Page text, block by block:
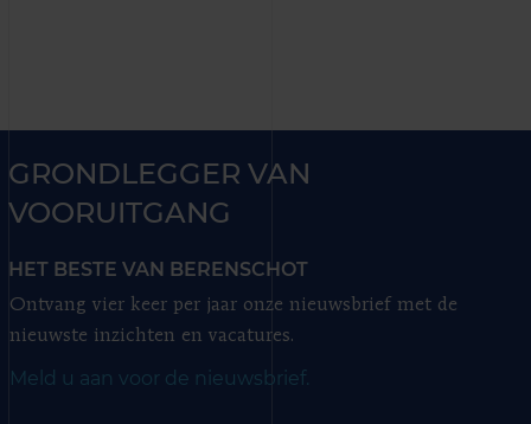
GRONDLEGGER VAN
VOORUITGANG
HET BESTE VAN BERENSCHOT
Ontvang vier keer per jaar onze nieuwsbrief met de
nieuwste inzichten en vacatures.
Meld u aan voor de nieuwsbrief.